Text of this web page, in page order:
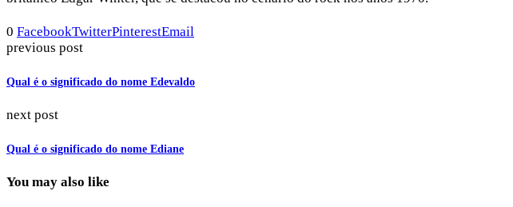
0 FacebookTwitterPinterestEmail
previous post
Qual é o significado do nome Edevaldo
next post
Qual é o significado do nome Ediane
You may also like